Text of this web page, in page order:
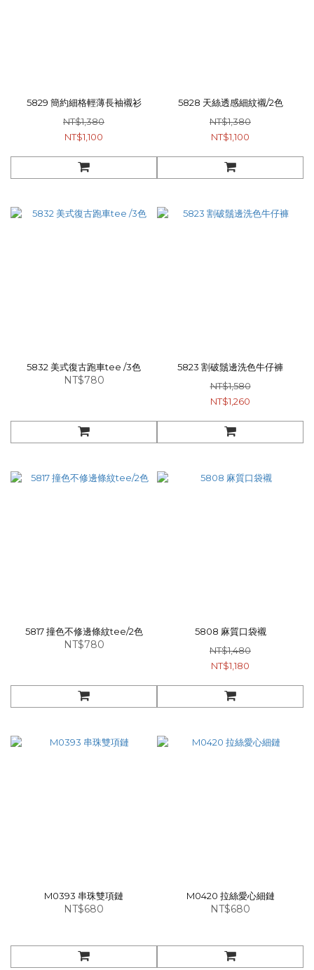
5829 簡約細格輕薄長袖襯衫
NT$1,380
NT$1,100
5828 天絲透感細紋襯/2色
NT$1,380
NT$1,100
5832 美式復古跑車tee /3色
NT$780
5823 割破鬚邊洗色牛仔褲
NT$1,580
NT$1,260
5817 撞色不修邊條紋tee/2色
NT$780
5808 麻質口袋襯
NT$1,480
NT$1,180
M0393 串珠雙項鏈
NT$680
M0420 拉絲愛心細鏈
NT$680